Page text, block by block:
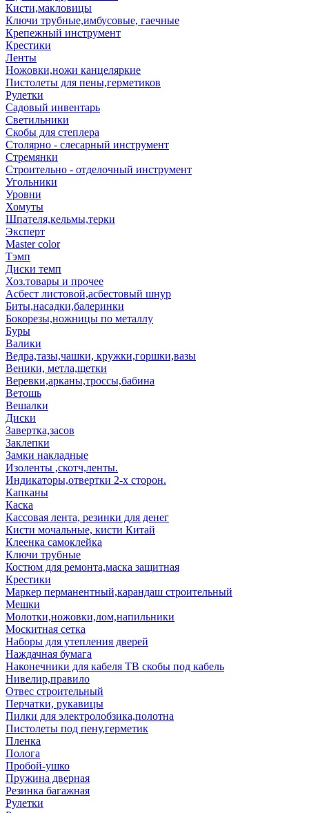
Кисти,макловицы
Ключи трубные,имбусовые, гаечные
Крепежный инструмент
Крестики
Ленты
Ножовки,ножи канцеляркие
Пистолеты для пены,герметиков
Рулетки
Садовый инвентарь
Светильники
Скобы для степлера
Столярно - слесарный инструмент
Стремянки
Строительно - отделочный инструмент
Угольники
Уровни
Хомуты
Шпателя,кельмы,терки
Эксперт
Master color
Тэмп
Диски темп
Хоз.товары и прочее
Асбест листовой,асбестовый шнур
Биты,насадки,балеринки
Бокорезы,ножницы по металлу
Буры
Валики
Ведра,тазы,чашки, кружки,горшки,вазы
Веники, метла,щетки
Веревки,арканы,троссы,бабина
Ветошь
Вешалки
Диски
Завертка,засов
Заклепки
Замки накладные
Изоленты ,скотч,ленты.
Индикаторы,отвертки 2-х сторон.
Капканы
Каска
Кассовая лента, резинки для денег
Кисти мочальные, кисти Китай
Клеенка самоклейка
Ключи трубные
Костюм для ремонта,маска защитная
Крестики
Маркер перманентный,карандаш строительный
Мешки
Молотки,ножовки,лом,напильники
Москитная сетка
Наборы для утепления дверей
Наждачная бумага
Наконечники для кабеля ТВ скобы под кабель
Нивелир,правило
Отвес строительный
Перчатки, рукавицы
Пилки для электролобзика,полотна
Пистолеты под пену,герметик
Пленка
Полога
Пробой-ушко
Пружина дверная
Резинка багажная
Рулетки